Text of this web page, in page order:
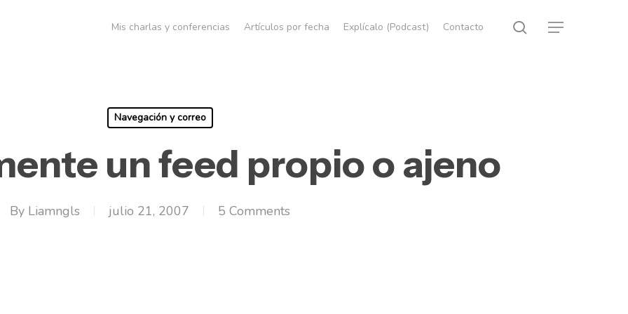
Mis charlas y conferencias Artículos por fecha Explícalo (Podcast) Contacto search
Menu
Navegación y correo
un feed propio o ajeno
By Liamngls julio 21, 2007 5 Comments